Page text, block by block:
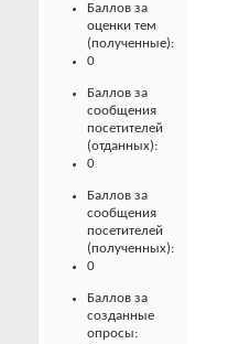
Баллов за
оценки тем
(полученные):
0
Баллов за
сообщения
посетителей
(отданных):
0
Баллов за
сообщения
посетителей
(полученных):
0
Баллов за
созданные
опросы: